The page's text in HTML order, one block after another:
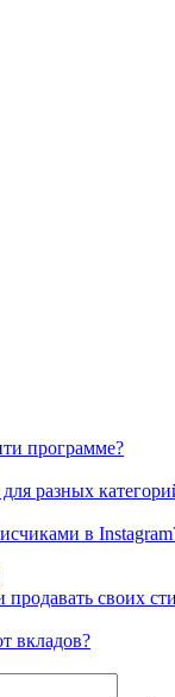
программе?
разных
в
своих
вкладов?